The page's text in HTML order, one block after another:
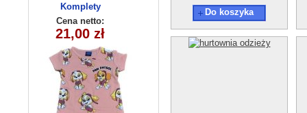
Komplety
dziecięce
(3/4-9/10 )
5szt
Cena netto:
21,00 zł
sukienka
dziewczęca
(1-4)4szt
Cena netto:
11,00 zł
Do koszyka